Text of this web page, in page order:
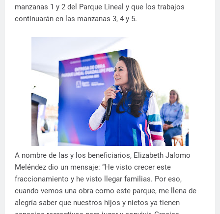
manzanas 1 y 2 del Parque Lineal y que los trabajos
continuarán en las manzanas 3, 4 y 5.
A nombre de las y los beneficiarios, Elizabeth Jalomo
Meléndez dio un mensaje: “He visto crecer este
fraccionamiento y he visto llegar familias. Por eso,
cuando vemos una obra como este parque, me llena de
alegría saber que nuestros hijos y nietos ya tienen